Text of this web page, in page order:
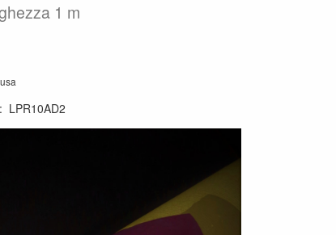
1 m
: LPR10AD2